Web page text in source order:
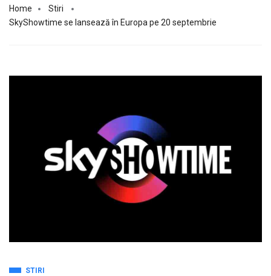
Home
Stiri
SkyShowtime se lansează în Europa pe 20 septembrie
STIRI